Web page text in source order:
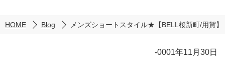
HOME Blog メンズショートスタイル★【BELL桜新町/用賀】
-0001年11月30日